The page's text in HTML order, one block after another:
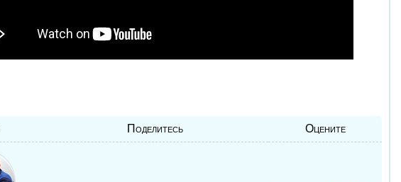
Поделитесь Оцените